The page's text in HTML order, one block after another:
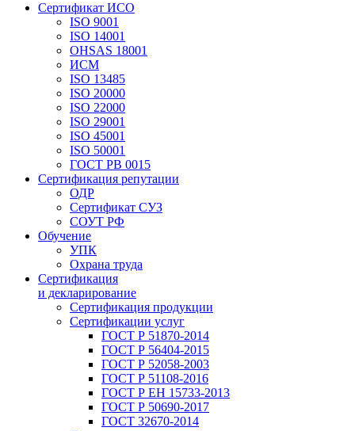
Сертификат ИСО
ISO 9001
ISO 14001
OHSAS 18001
ИСМ
ISO 13485
ISO 20000
ISO 22000
ISO 29001
ISO 45001
ISO 50001
ГОСТ РВ 0015
Сертификация репутации
ОДР
Сертификат СУЗ
СОУТ РФ
Обучение
УПК
Охрана труда
Сертификация
и декларирование
Сертификация продукции
Сертификации услуг
ГОСТ Р 51870-2014
ГОСТ Р 56404-2015
ГОСТ Р 52058-2003
ГОСТ Р 51108-2016
ГОСТ Р ЕН 15733-2013
ГОСТ Р 50690-2017
ГОСТ 32670-2014